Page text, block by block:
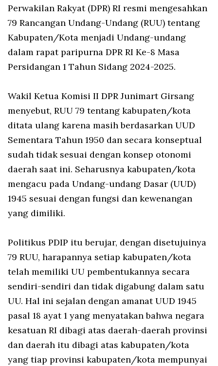
Perwakilan Rakyat (DPR) RI resmi mengesahkan
79 Rancangan Undang-Undang (RUU) tentang
Kabupaten/Kota menjadi Undang-undang
dalam rapat paripurna DPR RI Ke-8 Masa
Persidangan 1 Tahun Sidang 2024-2025.
Wakil Ketua Komisi II DPR Junimart Girsang
menyebut, RUU 79 tentang kabupaten/kota
ditata ulang karena masih berdasarkan UUD
Sementara Tahun 1950 dan secara konseptual
sudah tidak sesuai dengan konsep otonomi
daerah saat ini. Seharusnya kabupaten/kota
mengacu pada Undang-undang Dasar (UUD)
1945 sesuai dengan fungsi dan kewenangan
yang dimiliki.
Politikus PDIP itu berujar, dengan disetujuinya
79 RUU, harapannya setiap kabupaten/kota
telah memiliki UU pembentukannya secara
sendiri-sendiri dan tidak digabung dalam satu
UU. Hal ini sejalan dengan amanat UUD 1945
pasal 18 ayat 1 yang menyatakan bahwa negara
kesatuan RI dibagi atas daerah-daerah provinsi
dan daerah itu dibagi atas kabupaten/kota
yang tiap provinsi kabupaten/kota mempunyai